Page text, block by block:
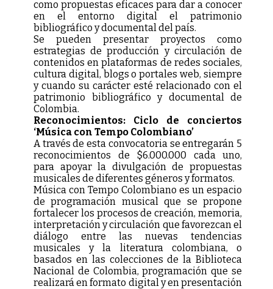
como propuestas eficaces para dar a conocer
en el entorno digital el patrimonio
bibliográfico y documental del país.
Se pueden presentar proyectos como
estrategias de producción y circulación de
contenidos en plataformas de redes sociales,
cultura digital, blogs o portales web, siempre
y cuando su carácter esté relacionado con el
patrimonio bibliográfico y documental de
Colombia.
Reconocimientos: Ciclo de conciertos
‘Música con Tempo Colombiano’
A través de esta convocatoria se entregarán 5
reconocimientos de $6.000.000 cada uno,
para apoyar la divulgación de propuestas
musicales de diferentes géneros y formatos.
Música con Tempo Colombiano es un espacio
de programación musical que se propone
fortalecer los procesos de creación, memoria,
interpretación y circulación que favorezcan el
diálogo entre las nuevas tendencias
musicales y la literatura colombiana, o
basados en las colecciones de la Biblioteca
Nacional de Colombia, programación que se
realizará en formato digital y en presentación